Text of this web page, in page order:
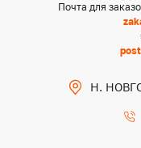
Почта для
Н.